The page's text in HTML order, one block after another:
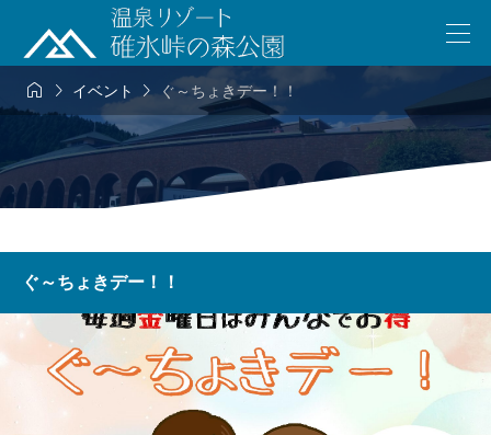
  イベントぐ～ちょきデー！！
ぐ～ちょきデー！！